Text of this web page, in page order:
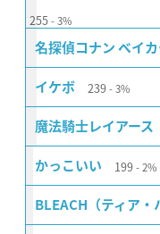
255 3%
名探偵コナン ベイ
イケボ 239 3%
魔法騎士レイアース
かっこいい 199 2%
BLEACH（ティア・